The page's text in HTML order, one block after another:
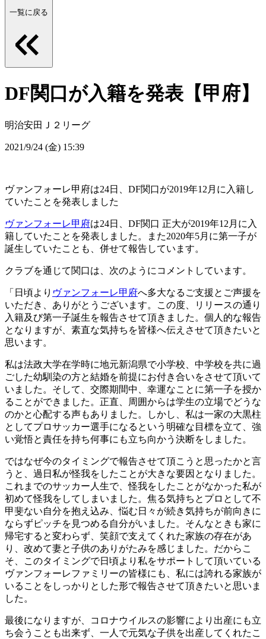
一覧に戻る
DF関口が入籍を発表【甲府】
明治安田Ｊ２リーグ
2021/9/24 (金) 15:39
ヴァンフォーレ甲府は24日、DF関口が2019年12月に入籍し
ていたことを発表しました
ヴァンフォーレ甲府は24日、DF関口 正大が2019年12月に入
籍していたことを発表しました。また2020年5月に第一子が
誕生していたことも、併せて報告しています。
クラブを通じて関口は、次のようにコメントしています。
「日頃より ヴァンフォーレ甲府へ多大なるご支援とご声援を
いただき、ありがとうございます。この度、リリースの通り
入籍及び第一子誕生を報告させて頂きました。個人的な報告
となりますが、素直な気持ちを皆様へ伝えさせて頂きたいと
思います。
私は法政大学在学時に地元新潟県で小学校、中学校を共に過
ごした幼馴染の方と結婚を前提にお付き合いをさせて頂いて
いました。そして、交際期間中、幸運なことに第一子を授か
ることができました。正直、周囲からは学生の立場でどうな
のかと心配する声もありました。しかし、私は一家の大黒柱
としてプロサッカー選手になるという明確な目標を立て、強
い覚悟と責任を持ち何事にも立ち向かう決断をしました。
ではなぜ今のタイミングで報告させて頂こうと思ったかと言
うと、過日私が怪我をしたことが大きな要因となりました。
これまでのサッカー人生で、怪我をしたことがなかった私が
初めて怪我をしてしまいました。焦る気持ちとプロとして不
甲斐ない自分を抱え込み、悩む日々が続き気持ちが前向きに
ならずピッチを見つめる自分がいました。そんなときも家に
帰宅すると変わらず、笑顔で支えてくれた家族の存在があ
り、改めて妻と子供のありがたみを感じました。だからこ
そ、このタイミングで日頃より私をサポートして頂いている
ヴァンフォーレファミリーの皆様にも、私には誇れる家族が
いることをしっかりとした形で報告させて頂きたいと思いま
した。
最後になりますが、コロナウイルスの影響により出産にも立
ち会うことも出来ず、一人で元気な子供を出産してくれたこ